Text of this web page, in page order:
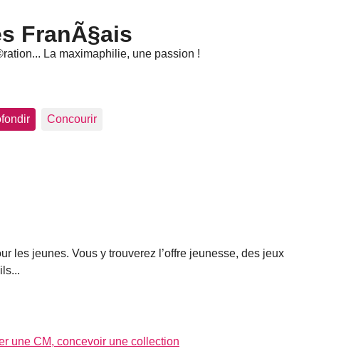
FranÃ§ais
La maximaphilie, une passion !
Concourir
les jeunes. Vous y trouverez l’offre jeunesse, des jeux
une CM, concevoir une collection